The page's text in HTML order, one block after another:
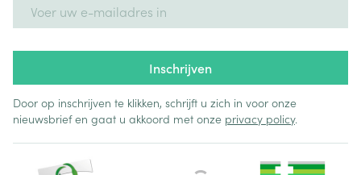
Inschrijven
Door op inschrijven te klikken, schrijft u zich in voor onze
nieuwsbrief en gaat u akkoord met onze privacy policy.